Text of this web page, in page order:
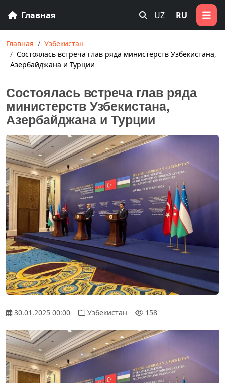
Главная UZ RU
Главная
Узбекистан
Состоялась встреча глав ряда министерств Узбекистана,
Азербайджана и Турции
Состоялась встреча глав ряда
министерств Узбекистана,
Азербайджана и Турции
30.01.2025 00:00 Узбекистан 158